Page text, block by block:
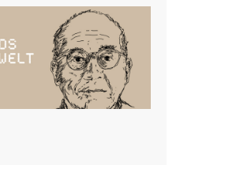
Berichterstattung schätzen,
kleinen Spende unterstützen.